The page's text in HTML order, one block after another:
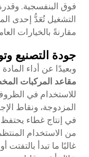
فوق البنفسجية.
التشغيل تُعَدُّ إحدى
مقارنةً بالخيارات
جودة التصنيع
وبعيدًا عن أداء
مقاعد المركبات
للاستخدام في
المزدوجة، ونقاط
في إنتاج غطاء
من الاستخدام
غالبًا ما تبدأ بالتفتت